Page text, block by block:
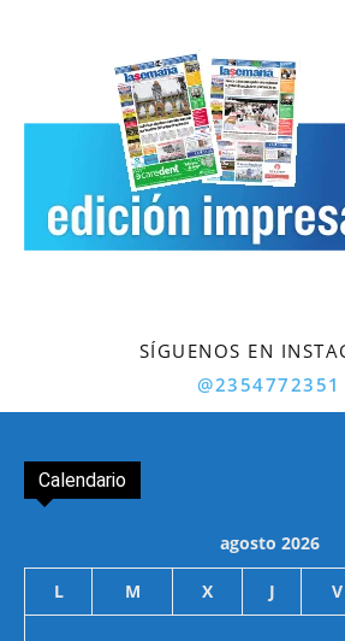
SÍGUENOS EN
@2354772351
Calendario
agosto 2026
L M X J V